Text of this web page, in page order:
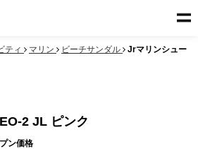
ティ マリン ビーチサンダル
Jrマリンシュー
2 JL ピンク
プン価格